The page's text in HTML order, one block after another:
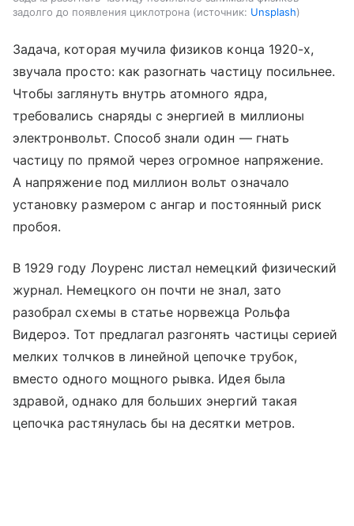
задолго до появления циклотрона
источник: Unsplash
Задача, которая мучила физиков конца 1920-х,
звучала просто: как разогнать частицу посильнее.
Чтобы заглянуть внутрь атомного ядра,
требовались снаряды с энергией в миллионы
электронвольт. Способ знали один — гнать
частицу по прямой через огромное напряжение.
А напряжение под миллион вольт означало
установку размером с ангар и постоянный риск
пробоя.
В 1929 году Лоуренс листал немецкий физический
журнал. Немецкого он почти не знал, зато
разобрал схемы в статье норвежца Рольфа
Видероэ. Тот предлагал разгонять частицы серией
мелких толчков в линейной цепочке трубок,
вместо одного мощного рывка. Идея была
здравой, однако для больших энергий такая
цепочка растянулась бы на десятки метров.